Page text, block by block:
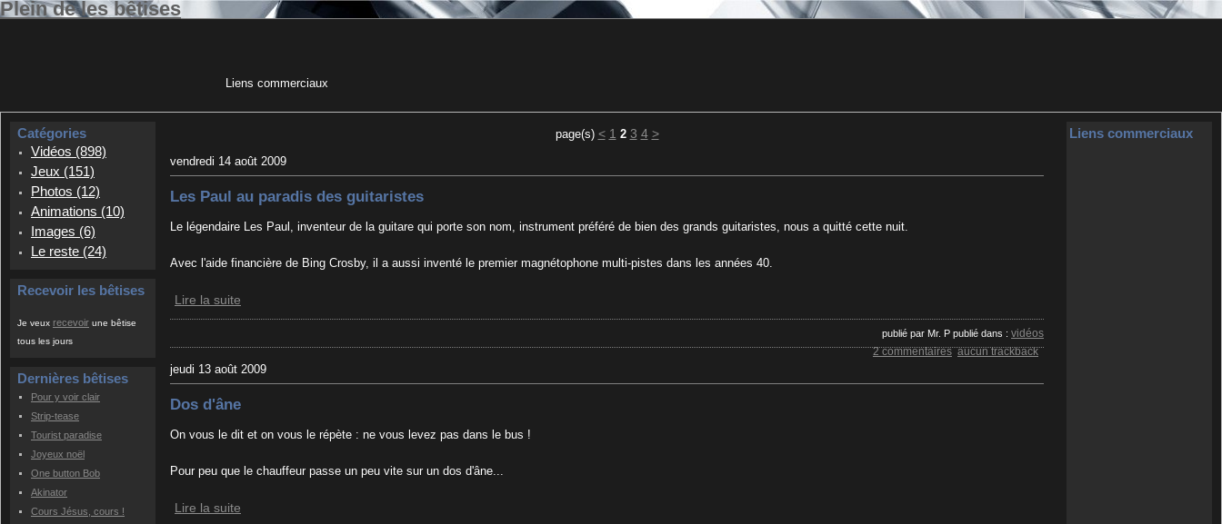
Plein de les bêtises
Liens commerciaux
Catégories
Vidéos (898)
Jeux (151)
Photos (12)
Animations (10)
Images (6)
Le reste (24)
Recevoir les bêtises
Je veux recevoir une bêtise
tous les jours
Dernières bêtises
Pour y voir clair
Strip-tease
Tourist paradise
Joyeux noël
One button Bob
Akinator
Cours Jésus, cours !
page(s) < 1 2 3 4 >
vendredi 14 août 2009
Les Paul au paradis des guitaristes
Le légendaire Les Paul, inventeur de la guitare qui porte son nom, instrument préféré de bien des grands guitaristes, nous a quitté cette nuit.
Avec l'aide financière de Bing Crosby, il a aussi inventé le premier magnétophone multi-pistes dans les années 40.
Lire la suite
publié par Mr. P publié dans : vidéos
2 commentaires aucun trackback
jeudi 13 août 2009
Dos d'âne
On vous le dit et on vous le répète : ne vous levez pas dans le bus !
Pour peu que le chauffeur passe un peu vite sur un dos d'âne...
Lire la suite
Liens commerciaux